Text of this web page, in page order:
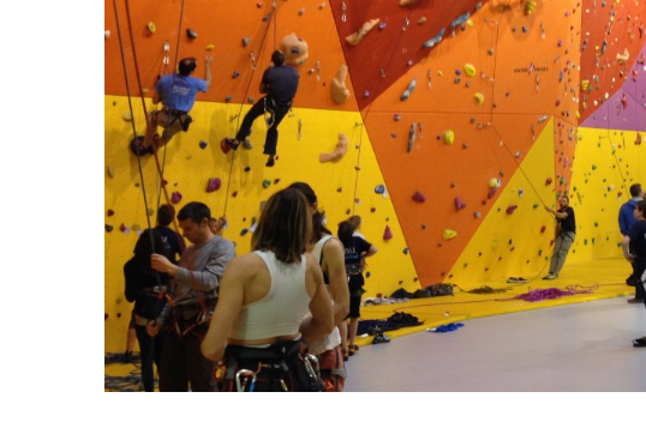
Tutoriel SPOND
Charte du
Programme des